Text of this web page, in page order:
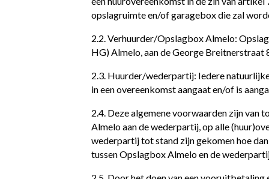
opslagruimte en/of garagebox die zal
2.2. Verhuurder/Opslagbox Almelo:
HG) Almelo, aan de George Breitnerstraat
2.3. Huurder/wederpartij: Iedere
in een overeenkomst aangaat en/of is
2.4. Deze algemene voorwaarden zijn van
Almelo aan de wederpartij, op alle
wederpartij tot stand zijn gekomen hoe
tussen Opslagbox Almelo en de